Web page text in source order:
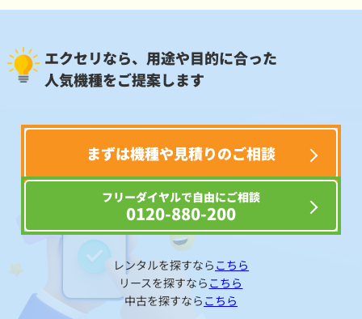
エクセリなら、用途や目的に合った
人気機種をご提案します
まずは機種や見積りのご相談
フリーダイヤルで自由にご相談
0120-880-200
レンタルを探すなら こちら
リースを探すなら こちら
中古を探すなら こちら